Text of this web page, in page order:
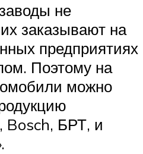
не
заказывают на
предприятиях
Поэтому на
можно
Bosch, БРТ, и